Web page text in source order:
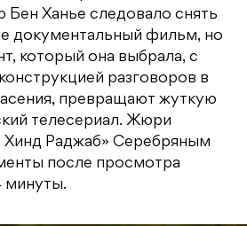
Бен Ханье следовало снять
документальный фильм, но
который она выбрала, с
разговоров в
превращают жуткую
телесериал. Жюри
Хинд Раджаб» Серебряным
после просмотра
минуты.